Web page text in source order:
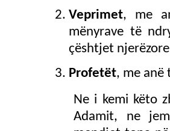
Veprimet, me
mënyrave të
çështjet
Profetët, me anë
Ne i kemi këto
Adamit, ne